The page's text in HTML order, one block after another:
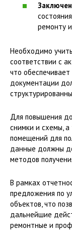
ремонту
Необходимо
соответствии с
что
документации
Для повышения
снимки и схемы, а
помещений для
данные должны
методов
В рамках
предложения по
объектов, что
дальнейшие
ремонтные и